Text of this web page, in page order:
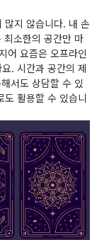
많지 않습니다. 내 손
소한의 공간만 마
어 요즘은 오프라인
. 시간과 공간의 제
서도 상담할 수 있
도 활용할 수 있습니